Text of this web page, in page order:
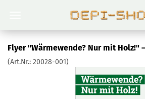
Flyer "Wärmewende? Nur mit Holz!"
(Art.Nr.: 20028-001)